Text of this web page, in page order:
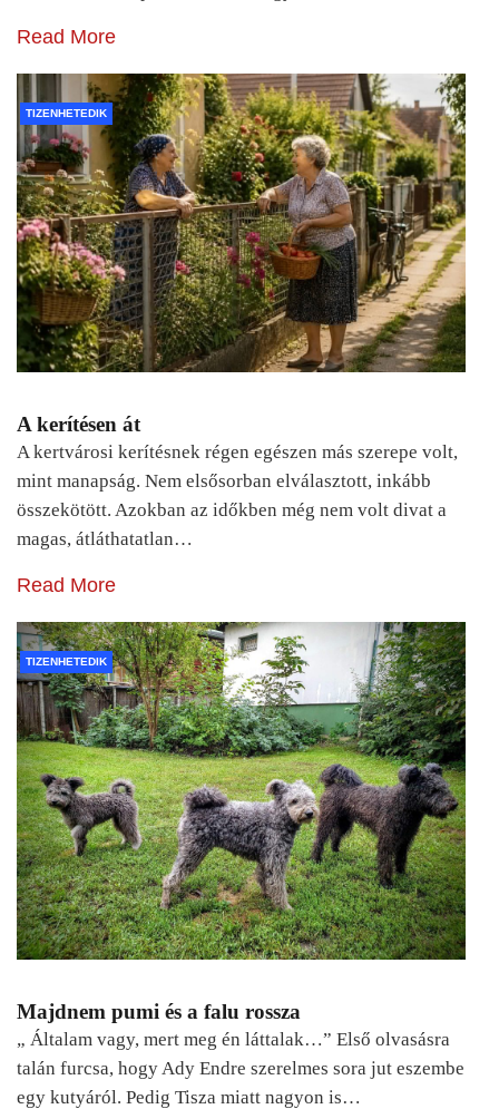
Read More
TIZENHETEDIK
A kerítésen át
A kertvárosi kerítésnek régen egészen más szerepe volt,
mint manapság. Nem elsősorban elválasztott, inkább
összekötött. Azokban az időkben még nem volt divat a
magas, átláthatatlan…
Read More
TIZENHETEDIK
Majdnem pumi és a falu rossza
„ Általam vagy, mert meg én láttalak…” Első olvasásra
talán furcsa, hogy Ady Endre szerelmes sora jut eszembe
egy kutyáról. Pedig Tisza miatt nagyon is…